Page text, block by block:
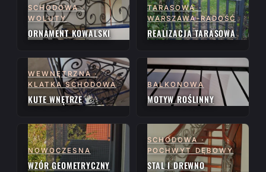
SCHODOWA ·
WOLUTY
ORNAMENT KOWALSKI
TARASOWA ·
WARSZAWA-RADOŚĆ
REALIZACJA TARASOWA
WEWNĘTRZNA ·
KLATKA SCHODOWA
KUTE WNĘTRZE
BALKONOWA
MOTYW ROŚLINNY
NOWOCZESNA
WZÓR GEOMETRYCZNY
SCHODOWA ·
POCHWYT DĘBOWY
STAL I DREWNO